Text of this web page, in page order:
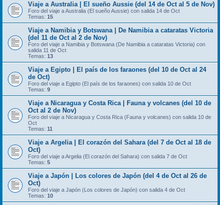
Viaje a Australia | El sueño Aussie (del 14 de Oct al 5 de Nov)
Foro del viaje a Australia (El sueño Aussie) con salida 14 de Oct
Temas: 15
Viaje a Namibia y Botswana | De Namibia a cataratas Victoria
(del 11 de Oct al 2 de Nov)
Foro del viaje a Namibia y Botswana (De Namibia a cataratas Victoria) con
salida 11 de Oct
Temas: 13
Viaje a Egipto | El país de los faraones (del 10 de Oct al 24
de Oct)
Foro del viaje a Egipto (El país de los faraones) con salida 10 de Oct
Temas: 9
Viaje a Nicaragua y Costa Rica | Fauna y volcanes (del 10 de
Oct al 2 de Nov)
Foro del viaje a Nicaragua y Costa Rica (Fauna y volcanes) con salida 10 de
Oct
Temas: 11
Viaje a Argelia | El corazón del Sahara (del 7 de Oct al 18 de
Oct)
Foro del viaje a Argelia (El corazón del Sahara) con salida 7 de Oct
Temas: 5
Viaje a Japón | Los colores de Japón (del 4 de Oct al 26 de
Oct)
Foro del viaje a Japón (Los colores de Japón) con salida 4 de Oct
Temas: 10